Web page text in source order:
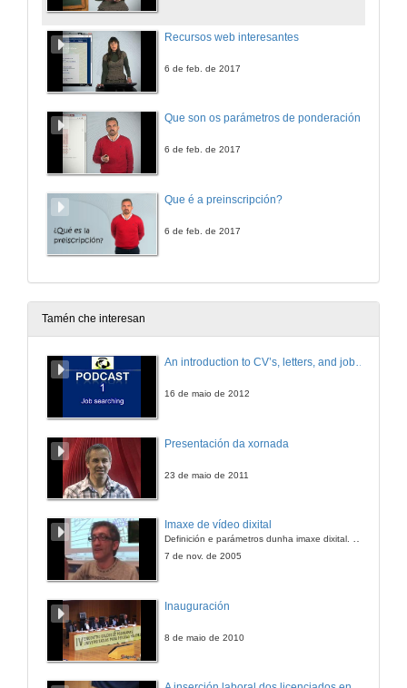
Recursos web interesantes
6 de feb. de 2017
Que son os parámetros de ponderación?
6 de feb. de 2017
Que é a preinscripción?
6 de feb. de 2017
Tamén che interesan
An introduction to CV’s, letters, and job searching
16 de maio de 2012
Presentación da xornada
23 de maio de 2011
Imaxe de vídeo dixital
7 de nov. de 2005
Inauguración
8 de maio de 2010